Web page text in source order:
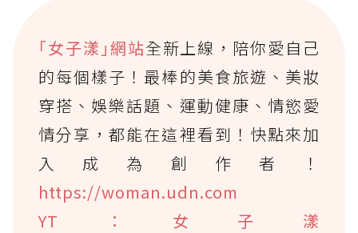
｢女子漾｣網站全新上線，陪你愛自己
的每個樣子！最棒的美食旅遊、美妝
穿搭、娛樂話題、運動健康、情慾愛
情分享，都能在這裡看到！快點來加
入成為創作者！
https://woman.udn.com
YT：女子漾